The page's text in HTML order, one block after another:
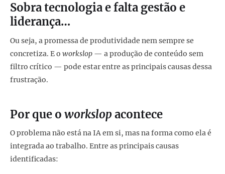
Sobra tecnologia e falta gestão e
liderança…
Ou seja, a promessa de produtividade nem sempre se
concretiza. E o workslop — a produção de conteúdo sem
filtro crítico — pode estar entre as principais causas dessa
frustração.
Por que o workslop acontece
O problema não está na IA em si, mas na forma como ela é
integrada ao trabalho. Entre as principais causas
identificadas: